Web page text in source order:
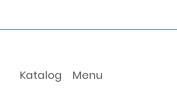
Menu
Katalog